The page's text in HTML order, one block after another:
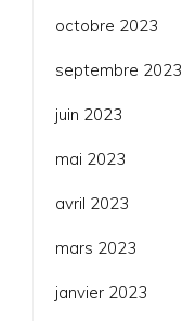
octobre 2023
septembre 2023
juin 2023
mai 2023
avril 2023
mars 2023
janvier 2023